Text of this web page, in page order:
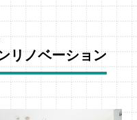
リノベーション